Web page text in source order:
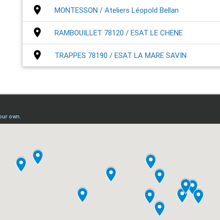
place MONTESSON / Ateliers Léopold Bellan
place RAMBOUILLET 78120 / ESAT LE CHENE
place TRAPPES 78190 / ESAT LA MARE SAVIN